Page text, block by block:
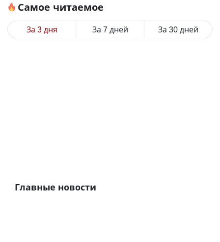
Самое читаемое
За 3 дня За 7 дней За 30 дней
Главные новости